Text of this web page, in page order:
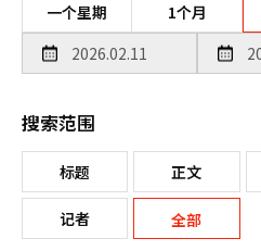
一个星期 1个月
搜索范围
标题 正文
记者 全部